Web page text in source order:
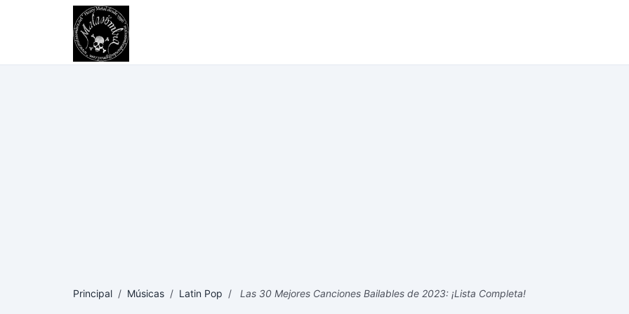
Principal / Músicas / Latin Pop / Las 30 Mejores Canciones Bailables de 2023: ¡Lista Completa!